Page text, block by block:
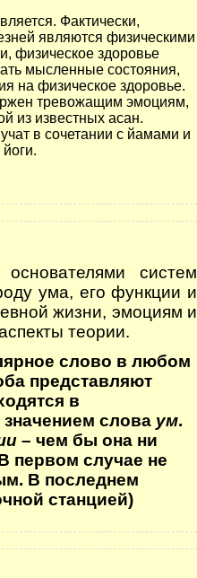
Фактически,
являются физическими
физическое здоровье
мысленные состояния,
на физическое здоровье.
тревожащим эмоциям,
из известных асан.
в сочетании с йамами и
систем
ума, его функции и
жизни, эмоциям и
теории.
слово в любом
представляют
в
слова ум.
– чем бы она ни
первом случае не
В последнем
станцией)